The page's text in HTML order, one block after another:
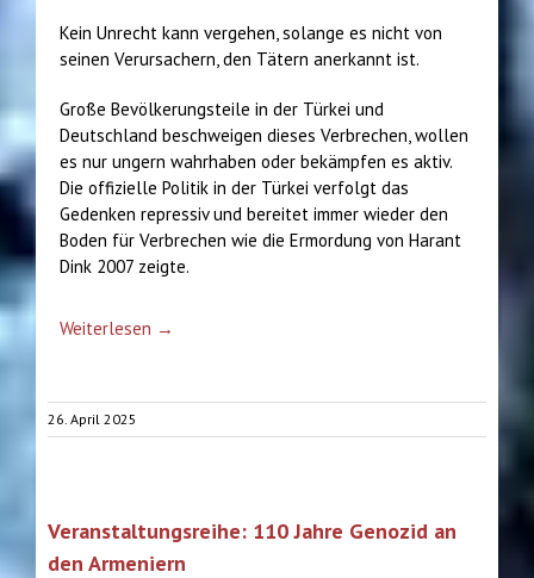
Kein Unrecht kann vergehen, solange es nicht von
seinen Verursachern, den Tätern anerkannt ist.
Große Bevölkerungsteile in der Türkei und
Deutschland beschweigen dieses Verbrechen, wollen
es nur ungern wahrhaben oder bekämpfen es aktiv.
Die offizielle Politik in der Türkei verfolgt das
Gedenken repressiv und bereitet immer wieder den
Boden für Verbrechen wie die Ermordung von Harant
Dink 2007 zeigte.
Weiterlesen →
26. April 2025
Veranstaltungsreihe: 110 Jahre Genozid an
den Armeniern